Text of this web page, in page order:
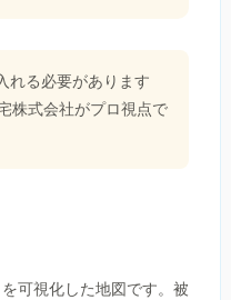
れる必要があります
株式会社がプロ視点で
可視化した地図です。被